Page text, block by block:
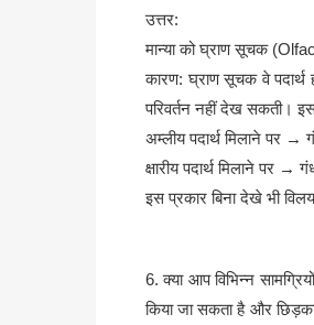
उत्तर:
मान्या को घ्राण सूचक
कारण: घ्राण सूचक वे पदार्थ
परिवर्तन नहीं देख सकती।
अम्लीय पदार्थ मिलाने पर →
क्षारीय पदार्थ मिलाने पर →
इस प्रकार बिना देखे भी
6. क्या आप विभिन्न
किया जा सकता है और